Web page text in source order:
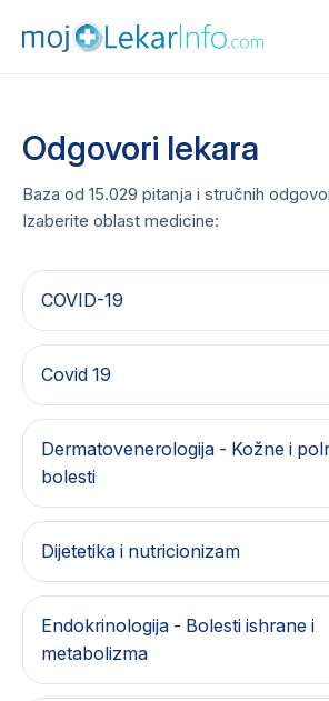
Odgovori lekara
Baza od 15.029 pitanja i stručnih
Izaberite oblast medicine:
COVID-19
Covid 19
Dermatovenerologija - Kožne i
bolesti
Dijetetika i nutricionizam
Endokrinologija - Bolesti ishrane i
metabolizma